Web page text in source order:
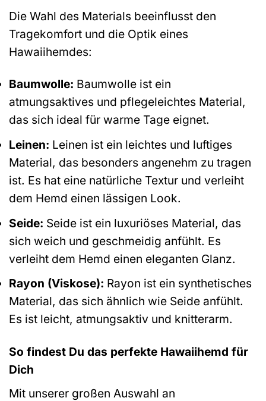
Die Wahl des Materials beeinflusst den
Tragekomfort und die Optik eines
Hawaiihemdes:
Baumwolle: Baumwolle ist ein
atmungsaktives und pflegeleichtes Material,
das sich ideal für warme Tage eignet.
Leinen: Leinen ist ein leichtes und luftiges
Material, das besonders angenehm zu tragen
ist. Es hat eine natürliche Textur und verleiht
dem Hemd einen lässigen Look.
Seide: Seide ist ein luxuriöses Material, das
sich weich und geschmeidig anfühlt. Es
verleiht dem Hemd einen eleganten Glanz.
Rayon (Viskose): Rayon ist ein synthetisches
Material, das sich ähnlich wie Seide anfühlt.
Es ist leicht, atmungsaktiv und knitterarm.
So findest Du das perfekte Hawaiihemd für
Dich
Mit unserer großen Auswahl an